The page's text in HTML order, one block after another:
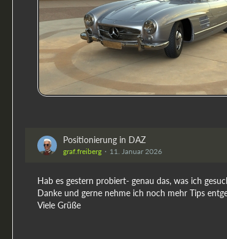
Positionierung in DAZ
graf.freiberg 11. Januar 2026
Hab es gestern probiert- genau das, was ich
Danke und gerne nehme ich noch mehr Tips
Viele Grüße